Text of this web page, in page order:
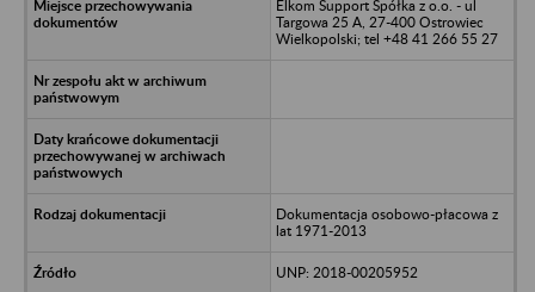
Elkom Support Spółka z o.o. - ul
Targowa 25 A, 27-400 Ostrowiec
Wielkopolski; tel +48 41 266 55 27
Dokumentacja osobowo-płacowa z
lat 1971-2013
UNP: 2018-00205952